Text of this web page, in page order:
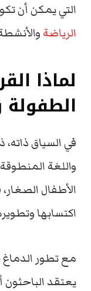
التي يمكن أن
الرياضة
لماذا
الطفولة
في السياق
واللغة
الأطفال
اكتسابها
مع تطور الدماغ
يعتقد الباحثون